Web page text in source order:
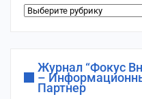
Рубрики
Журнал “Фокус
–
Партнер